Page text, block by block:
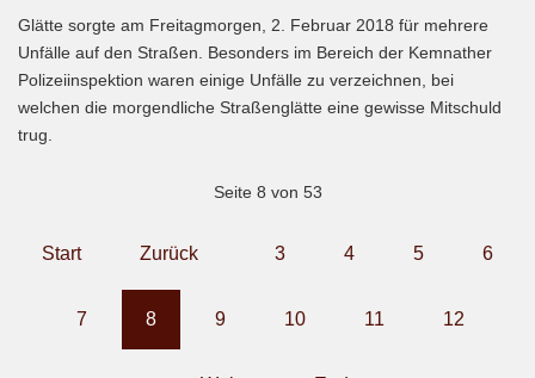
Glätte sorgte am Freitagmorgen, 2. Februar 2018 für mehrere
Unfälle auf den Straßen. Besonders im Bereich der Kemnather
Polizeiinspektion waren einige Unfälle zu verzeichnen, bei
welchen die morgendliche Straßenglätte eine gewisse Mitschuld
trug.
Seite 8 von 53
Start Zurück 3 4 5 6
7 8 9 10 11 12